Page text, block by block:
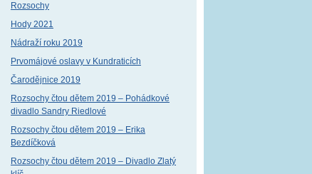
Rozsochy
Hody 2021
Nádraží roku 2019
Prvomájové oslavy v Kundraticích
Čarodějnice 2019
Rozsochy čtou dětem 2019 – Pohádkové
divadlo Sandry Riedlové
Rozsochy čtou dětem 2019 – Erika
Bezdíčková
Rozsochy čtou dětem 2019 – Divadlo Zlatý